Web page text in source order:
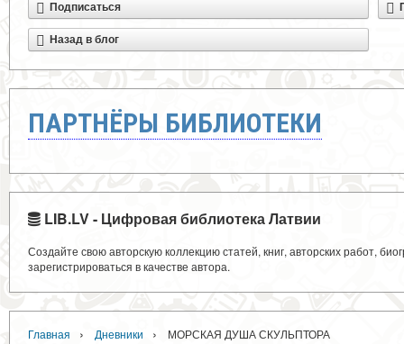
Подписаться
Назад в блог
ПАРТНЁРЫ БИБЛИОТЕКИ
LIB.LV - Цифровая библиотека Латвии
Создайте свою авторскую коллекцию статей, книг, авторских работ,
зарегистрироваться в качестве автора.
Главная › Дневники › МОРСКАЯ ДУША СКУЛЬПТОРА